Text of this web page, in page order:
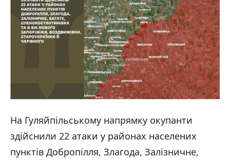
На Гуляйпільському напрямку окупанти
здійснили 22 атаки у районах населених
пунктів Добропілля, Злагода, Залізничне,